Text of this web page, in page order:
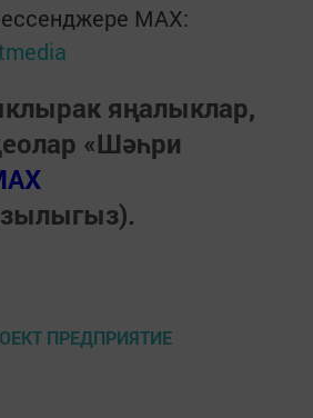
MАХ:
яңалыклар,
«Шәһри
ПРЕДПРИЯТИЕ